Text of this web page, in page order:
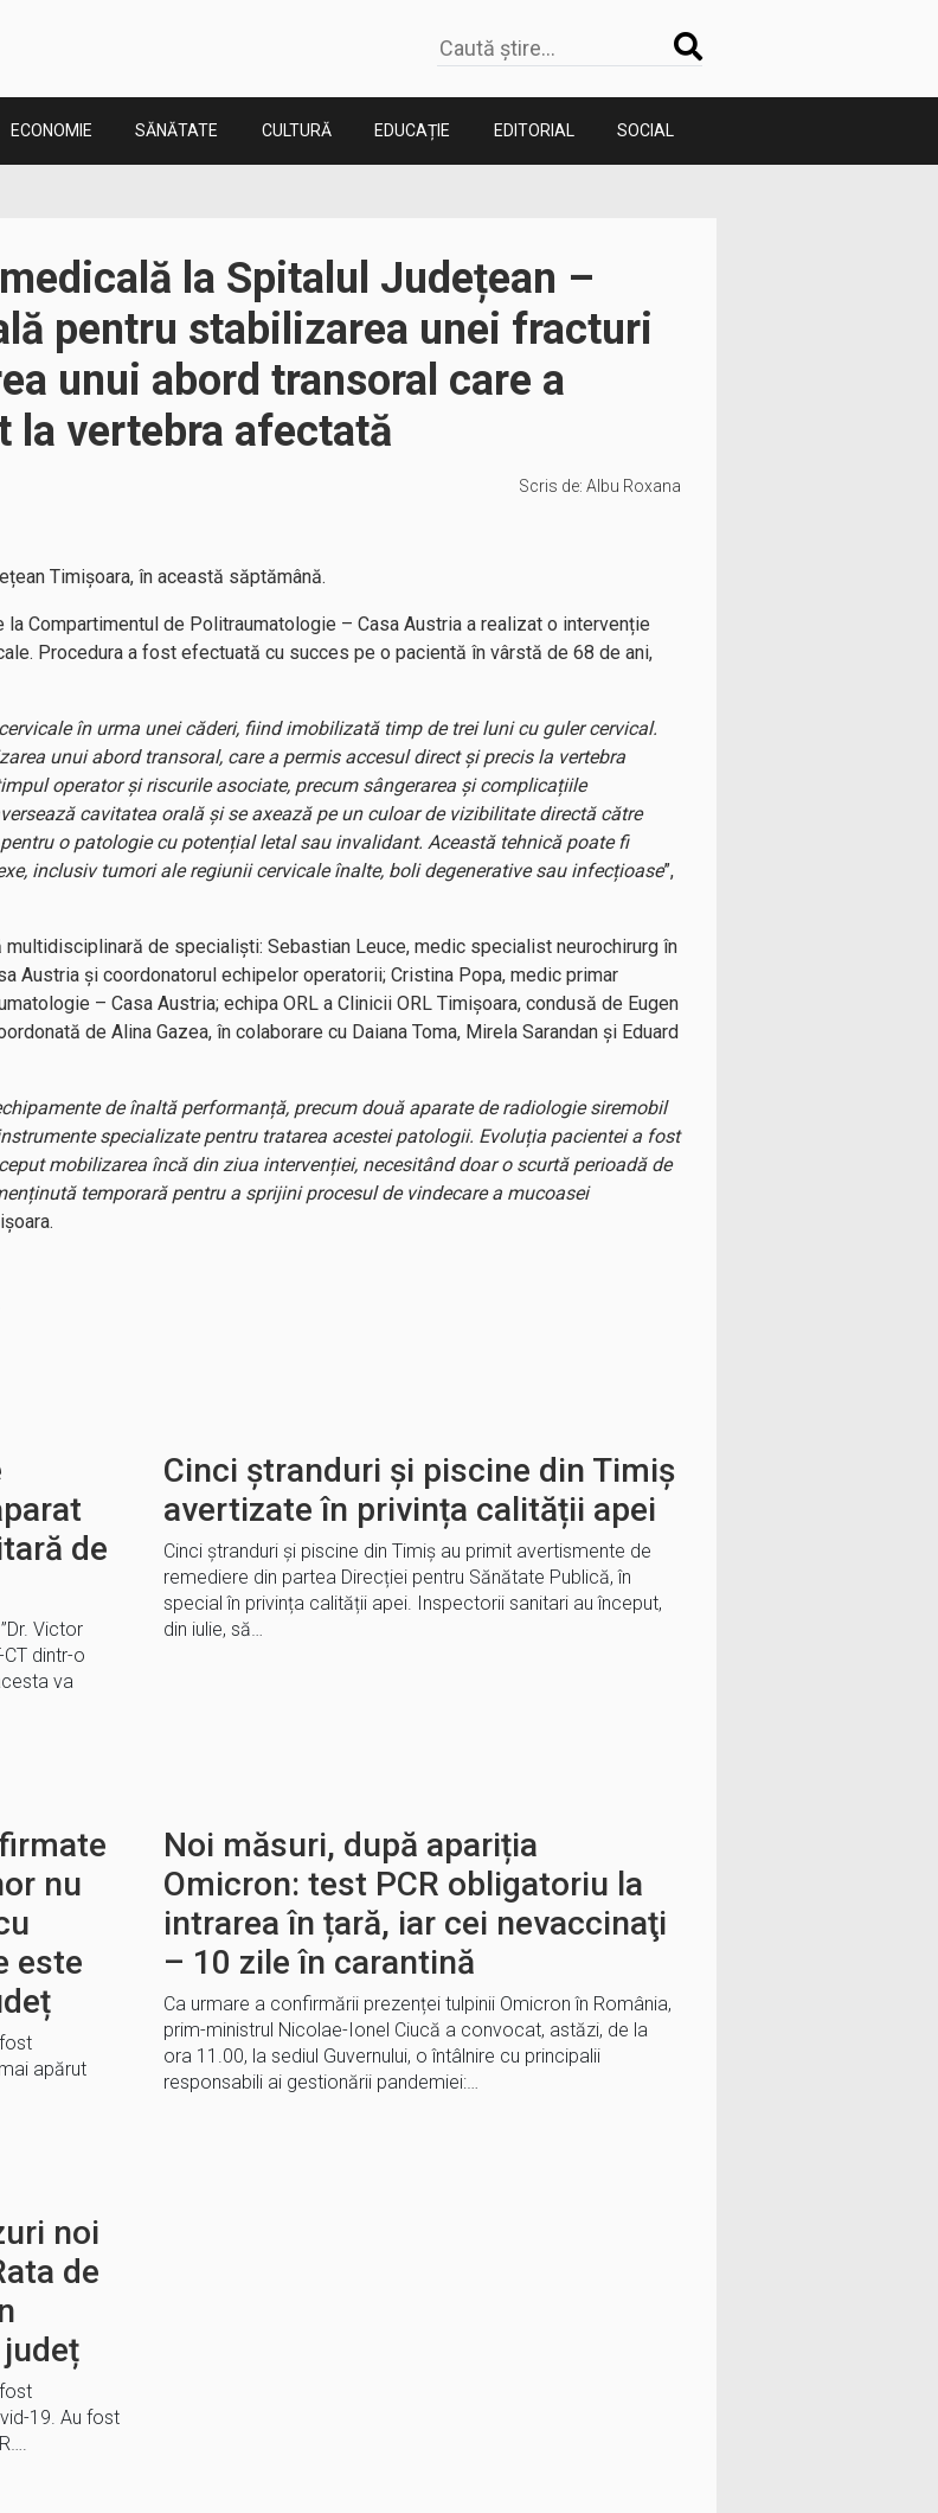
ECONOMIE SĂNĂTATE CULTURĂ EDUCAȚIE EDITORIAL SOCIAL
la Spitalul Județean –
pentru stabilizarea unei fracturi
unui abord transoral care a
la vertebra afectată
Scris de: Albu Roxana
Timișoara, în această săptămână.
Compartimentul de Politraumatologie – Casa Austria a realizat o intervenție
Procedura a fost efectuată cu succes pe o pacientă în vârstă de 68 de ani,
în urma unei căderi, fiind imobilizată timp de trei luni cu guler cervical.
unui abord transoral, care a permis accesul direct și precis la vertebra
operator și riscurile asociate, precum sângerarea și complicațiile
cavitatea orală și se axează pe un culoar de vizibilitate directă către
o patologie cu potențial letal sau invalidant. Această tehnică poate fi
inclusiv tumori ale regiunii cervicale înalte, boli degenerative sau infecțioase”,
de specialiști: Sebastian Leuce, medic specialist neurochirurg în
Austria și coordonatorul echipelor operatorii; Cristina Popa, medic primar
– Casa Austria; echipa ORL a Clinicii ORL Timișoara, condusă de Eugen
de Alina Gazea, în colaborare cu Daiana Toma, Mirela Sarandan și Eduard
de înaltă performanță, precum două aparate de radiologie siremobil
specializate pentru tratarea acestei patologii. Evoluția pacientei a fost
mobilizarea încă din ziua intervenției, necesitând doar o scurtă perioadă de
temporară pentru a sprijini procesul de vindecare a mucoasei
de
Victor
dintr-o
va
Cinci ștranduri și piscine din Timiș
avertizate în privința calității apei
Cinci ștranduri și piscine din Timiș au primit avertismente de
remediere din partea Direcției pentru Sănătate Publică, în
special în privința calității apei. Inspectorii sanitari au început,
din iulie, să…
nu
este
apărut
Noi măsuri, după apariția
Omicron: test PCR obligatoriu la
intrarea în țară, iar cei nevaccinaţi
– 10 zile în carantină
Ca urmare a confirmării prezenței tulpinii Omicron în România,
prim-ministrul Nicolae-Ionel Ciucă a convocat, astăzi, de la
ora 11.00, la sediul Guvernului, o întâlnire cu principalii
responsabili ai gestionării pandemiei:…
noi
de
19. Au fost